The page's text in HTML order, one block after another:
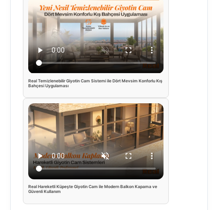
Real Temizlenebilir Giyotin Cam Sistemi ile Dört Mevsim Konforlu Kış
Bahçesi Uygulaması
Real Hareketli Küpeşte Giyotin Cam ile Modern Balkon Kapama ve
Güvenli Kullanım